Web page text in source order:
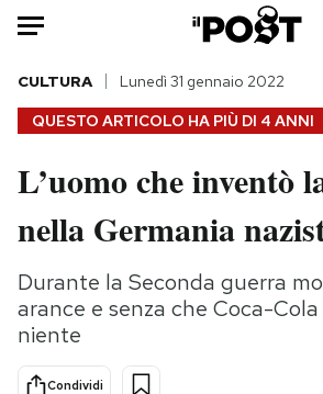
Auto
HOME
Italia
Politica
Tecnologia
Internet
Scienza
Cultura
Moda
Ok
QUESTO ARTICOLO HA PIÙ DI 4 ANNI
CULTURA Lunedì 31 gennaio 2022
L’uomo che inventò
nella Germania
Durante la Seconda guerra
arance e senza che Coca-
niente
Condividi